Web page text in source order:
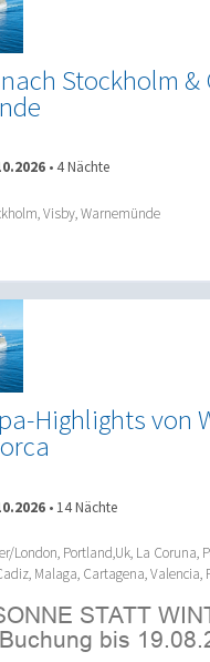
Stockholm
•4 Nächte
Visby, Warnemünde
Highlights von
• 14 Nächte
London, Portland,Uk, La Coruna,
Malaga, Cartagena, Valencia,